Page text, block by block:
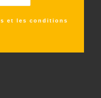
et les conditions